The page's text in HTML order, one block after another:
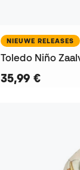
NIEUWE RELEASES
Toledo Niño
35,99 €